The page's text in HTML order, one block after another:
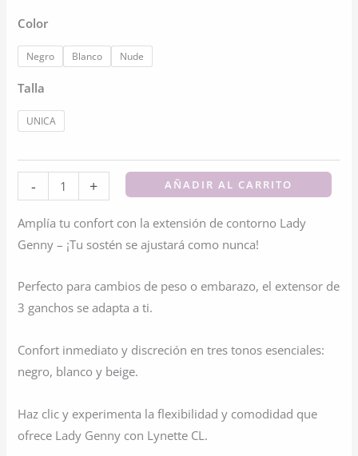
originalactual
Color
Negro Blanco Nude
Talla
UNICA
-
Extensión
De
Contorno
Con
Ganchos
Para
cantidad
+ AÑADIR AL CARRITO
Amplía tu confort con la extensión de contorno Lady
Genny – ¡Tu sostén se ajustará como nunca!
Perfecto para cambios de peso o embarazo, el extensor de
3 ganchos se adapta a ti.
Confort inmediato y discreción en tres tonos esenciales:
negro, blanco y beige.
Haz clic y experimenta la flexibilidad y comodidad que
ofrece Lady Genny con Lynette CL.